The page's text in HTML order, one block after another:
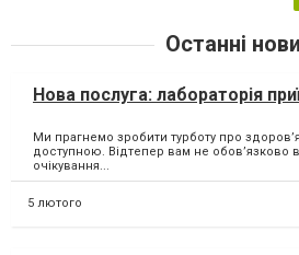
Останні
Нова послуга: лабораторія
Ми прагнемо зробити турботу про
доступною. Відтепер вам не обов’язково
очікування...
5 лютого